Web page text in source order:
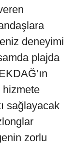
deneyimi
plajda
hizmete
sağlayacak
zorlu